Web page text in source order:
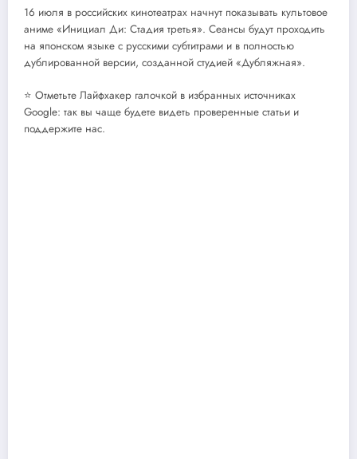
16 июля в российских кинотеатрах начнут показывать культовое
аниме «Инициал Ди: Стадия третья». Сеансы будут проходить
на японском языке с русскими субтитрами и в полностью
дублированной версии, созданной студией «Дубляжная».
⭐ Отметьте Лайфхакер галочкой в избранных источниках
Google: так вы чаще будете видеть проверенные статьи и
поддержите нас.